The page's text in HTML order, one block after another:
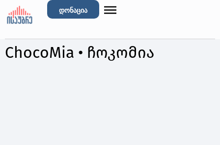
დონაცია
ChocoMia • ჩოკომია